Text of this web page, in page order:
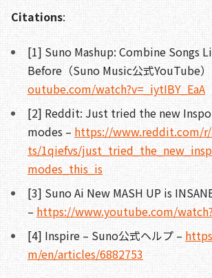
Citations:
[1] Suno Mashup: Combine Songs
Before（Suno Music公式YouTube
outube.com/watch?v=_iytIBY_EaA
[2] Reddit: Just tried the new Inspo
modes – https://www.reddit.com/
ts/1qiefvs/
modes_this_is
[3] Suno Ai New MASH UP is
– https://www.youtube.com/
[4] Inspire – Suno公式ヘルプ –
m/en/articles/6882753